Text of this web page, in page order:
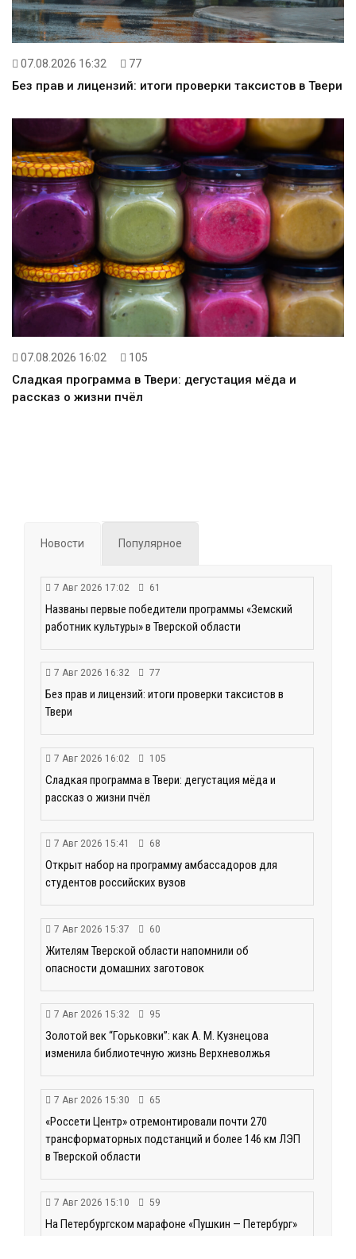
07.08.2026 16:32 77
Без прав и лицензий: итоги проверки таксистов в Твери
07.08.2026 16:02 105
Сладкая программа в Твери: дегустация мёда и
рассказ о жизни пчёл
Новости Популярное
7 Авг 2026 17:02 61
Названы первые победители программы «Земский
работник культуры» в Тверской области
7 Авг 2026 16:32 77
Без прав и лицензий: итоги проверки таксистов в
Твери
7 Авг 2026 16:02 105
Сладкая программа в Твери: дегустация мёда и
рассказ о жизни пчёл
7 Авг 2026 15:41 68
Открыт набор на программу амбассадоров для
студентов российских вузов
7 Авг 2026 15:37 60
Жителям Тверской области напомнили об
опасности домашних заготовок
7 Авг 2026 15:32 95
Золотой век “Горьковки”: как А. М. Кузнецова
изменила библиотечную жизнь Верхневолжья
7 Авг 2026 15:30 65
«Россети Центр» отремонтировали почти 270
трансформаторных подстанций и более 146 км ЛЭП
в Тверской области
7 Авг 2026 15:10 59
На Петербургском марафоне «Пушкин — Петербург»